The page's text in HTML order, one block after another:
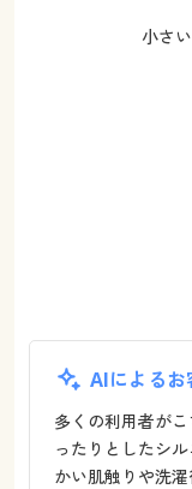
小さい
AIによるお
多くの利用者が
ったりとしたシ
かい肌触りや洗